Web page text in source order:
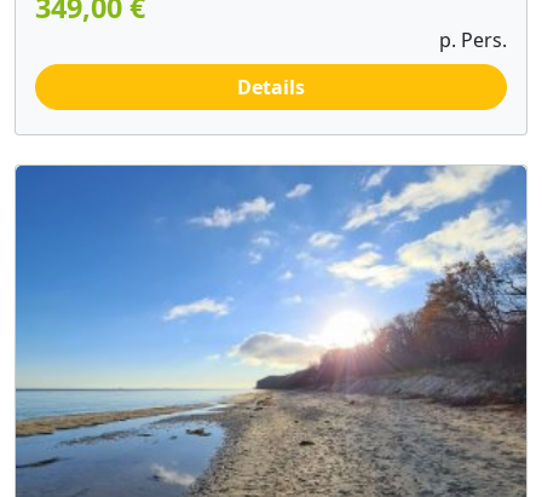
349,00 €
p. Pers.
Details